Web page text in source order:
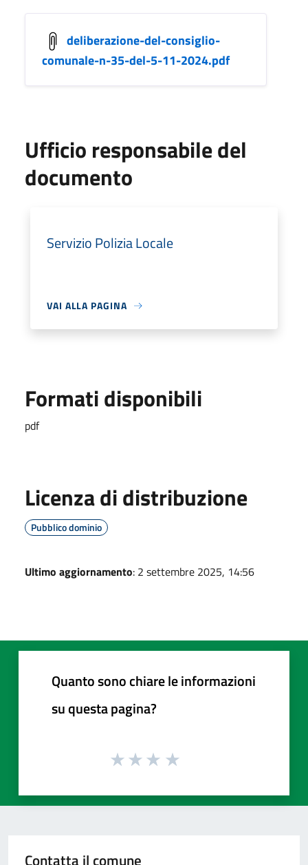
deliberazione-del-consiglio-
comunale-n-35-del-5-11-2024.pdf
Ufficio responsabile del
documento
Servizio Polizia Locale
VAI ALLA PAGINA
Formati disponibili
pdf
Licenza di distribuzione
Pubblico dominio
Ultimo aggiornamento: 2 settembre 2025, 14:56
Quanto sono chiare le informazioni
su questa pagina?
Contatta il comune